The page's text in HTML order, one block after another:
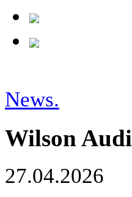
News.
Wilson
27.04.2026